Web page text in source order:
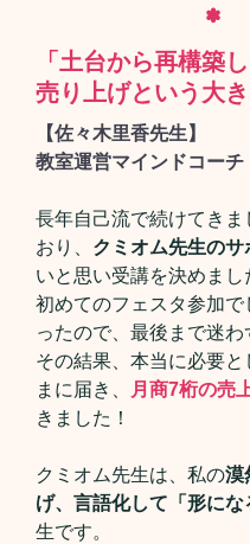
✽
「土台から再構築
売り上げという大
【佐々木里香先生】
教室運営マインドコーチ
長年自己流で続けてき
おり、 クミオム先生のサ
いと思い受講を決めまし
初めてのフェスタ参加
ったので、最後まで迷わ
その結果、本当に必要
まに届き、
月商7桁の売
きました！
クミオム先生は、私の漠
げ、言語化して「形に
生です。